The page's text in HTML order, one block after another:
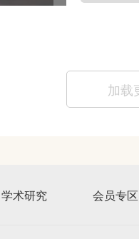
加载
学术研究 会员专区